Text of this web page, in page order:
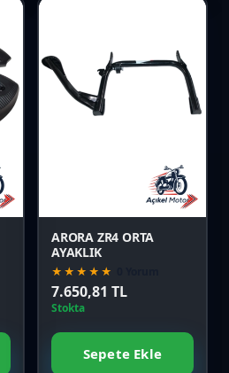
Favori
ARORA ZR4 ORTA
AYAKLIK
★★★★★
7.650,81 TL
Stokta
Sepete Ekle